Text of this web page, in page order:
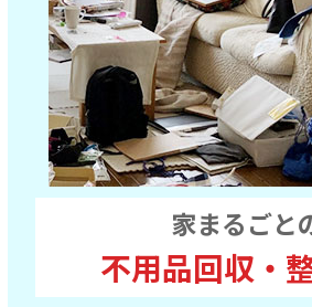
家まるごと
不用品回収・